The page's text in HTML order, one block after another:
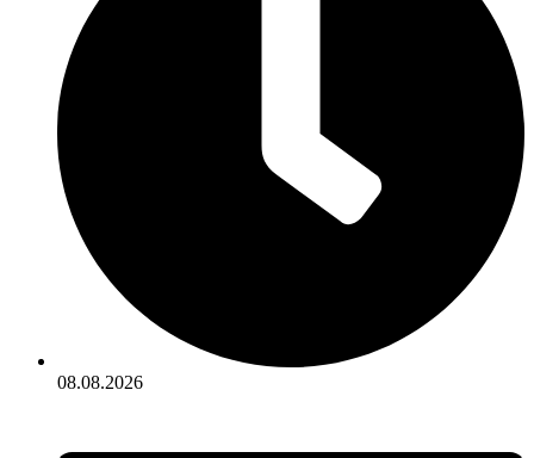
08.08.2026